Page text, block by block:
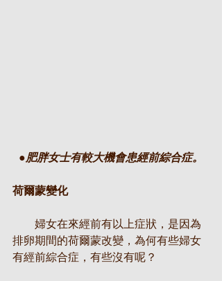
●肥胖女士有較大機會患經前綜合症。
荷爾蒙變化
婦女在來經前有以上症狀，是因為
排卵期間的荷爾蒙改變，為何有些婦女
有經前綜合症，有些沒有呢？